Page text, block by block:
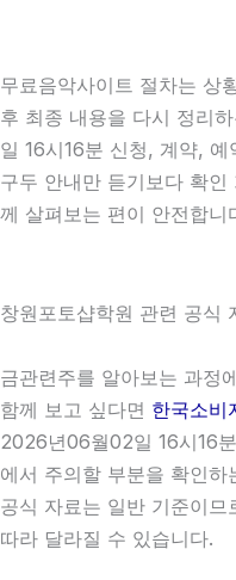
무료음악사이트 절차는 상
후 최종 내용을 다시 정리
일 16시16분 신청, 계약,
구두 안내만 듣기보다 확
께 살펴보는 편이 안전합니
창원포토샵학원 관련 공식
금관련주를 알아보는 과정
함께 보고 싶다면 한국소비
2026년06월02일 16시16
에서 주의할 부분을 확인
공식 자료는 일반 기준이
따라 달라질 수 있습니다.